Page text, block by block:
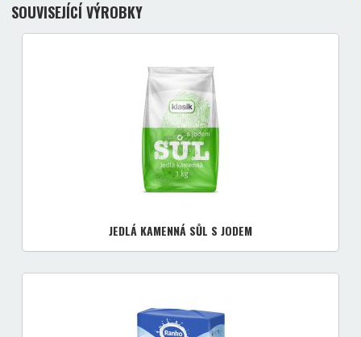
SOUVISEJÍCÍ VÝROBKY
JEDLÁ KAMENNÁ SŮL S JODEM